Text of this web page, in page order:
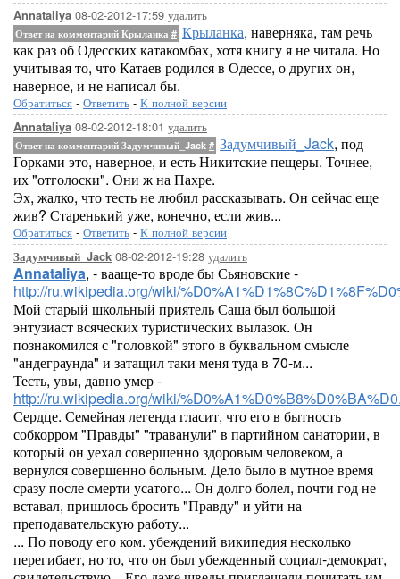
Annataliya 08-02-2012-17:59 удалить
Ответ на комментарий Крыланка # Крыланка, наверняка, там речь
как раз об Одесских катакомбах, хотя книгу я не читала. Но
учитывая то, что Катаев родился в Одессе, о других он,
наверное, и не написал бы.
Обратиться - Ответить - К полной версии
Annataliya 08-02-2012-18:01 удалить
Ответ на комментарий Задумчивый_Jack # Задумчивый_Jack, под
Горками это, наверное, и есть Никитские пещеры. Точнее,
их "отголоски". Они ж на Пахре.
Эх, жалко, что тесть не любил рассказывать. Он сейчас еще
жив? Старенький уже, конечно, если жив...
Обратиться - Ответить - К полной версии
Задумчивый_Jack 08-02-2012-19:28 удалить
Annataliya, - вааще-то вроде бы Сьяновские -
http://ru.wikipedia.org/wiki/
Мой старый школьный приятель Саша был большой
энтузиаст всяческих туристических вылазок. Он
познакомился с "головкой" этого в буквальном смысле
"андеграунда" и затащил таки меня туда в 70-м...
Тесть, увы, давно умер -
http://ru.wikipedia.org/wiki/
Сердце. Семейная легенда гласит, что его в бытность
собкорром "Правды" "траванули" в партийном санатории, в
который он уехал совершенно здоровым человеком, а
вернулся совершенно больным. Дело было в мутное время
сразу после смерти усатого... Он долго болел, почти год не
вставал, пришлось бросить "Правду" и уйти на
преподавательскую работу...
... По поводу его ком. убеждений википедия несколько
перегибает, но то, что он был убежденный социал-демократ,